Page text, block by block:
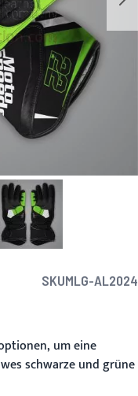
SKUMLG-AL2024
um eine
schwarze und grüne